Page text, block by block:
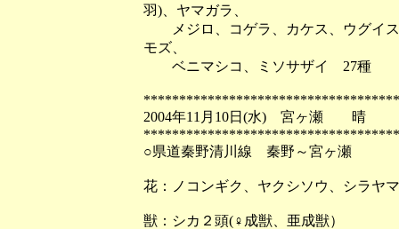
羽)、ヤマガラ、
メジロ、コゲラ、カケス、ウグイス
モズ、
ベニマシコ、ミソサザイ 27種
2004年11月10日(水) 宮ヶ瀬 晴
○県道秦野清川線 秦野～宮ヶ瀬
花：ノコンギク、ヤクシソウ、シラヤ
獣：シカ２頭(♀成獣、亜成獣）